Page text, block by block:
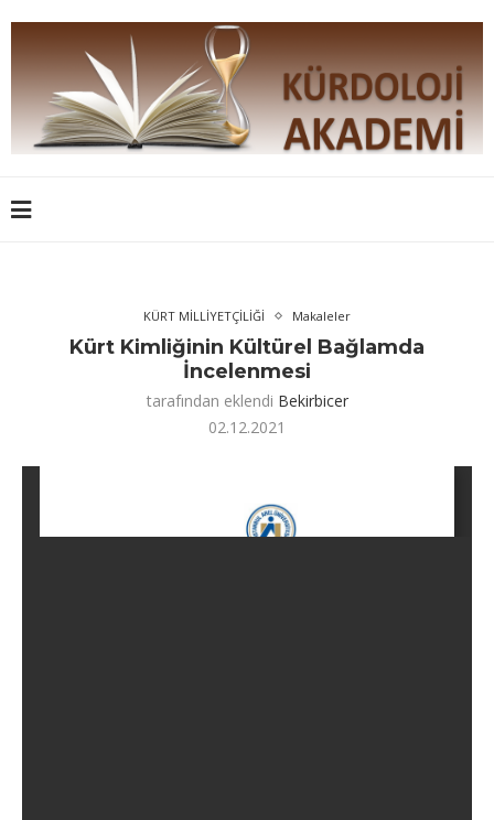
KÜRT MİLLİYETÇİLİĞİ Makaleler
Kürt Kimliğinin Kültürel Bağlamda
İncelenmesi
tarafından eklendi Bekirbicer
02.12.2021